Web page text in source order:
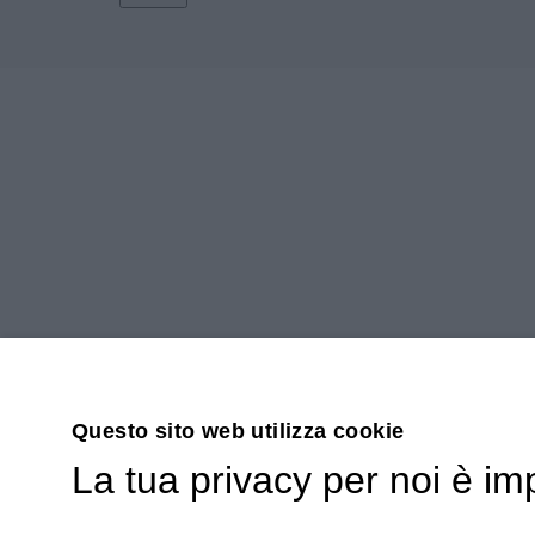
Questo sito web utilizza cookie
La tua privacy per noi è